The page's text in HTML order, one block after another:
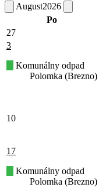
August2026
Po
27
3
Komunálny odpad
Polomka (Brezno)
10
17
Komunálny odpad
Polomka (Brezno)